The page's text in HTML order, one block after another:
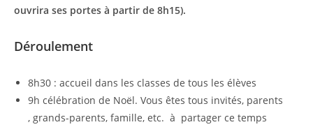
ouvrira ses portes à partir de 8h15).
Déroulement
8h30 : accueil dans les classes de tous les élèves
9h célébration de Noël. Vous êtes tous invités, parents
, grands-parents, famille, etc. à partager ce temps